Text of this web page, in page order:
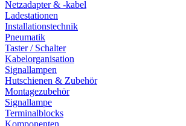
Netzadapter & -kabel
Ladestationen
Installationstechnik
Pneumatik
Taster / Schalter
Kabelorganisation
Signallampen
Hutschienen & Zubehör
Montagezubehör
Signallampe
Terminalblocks
Komponenten